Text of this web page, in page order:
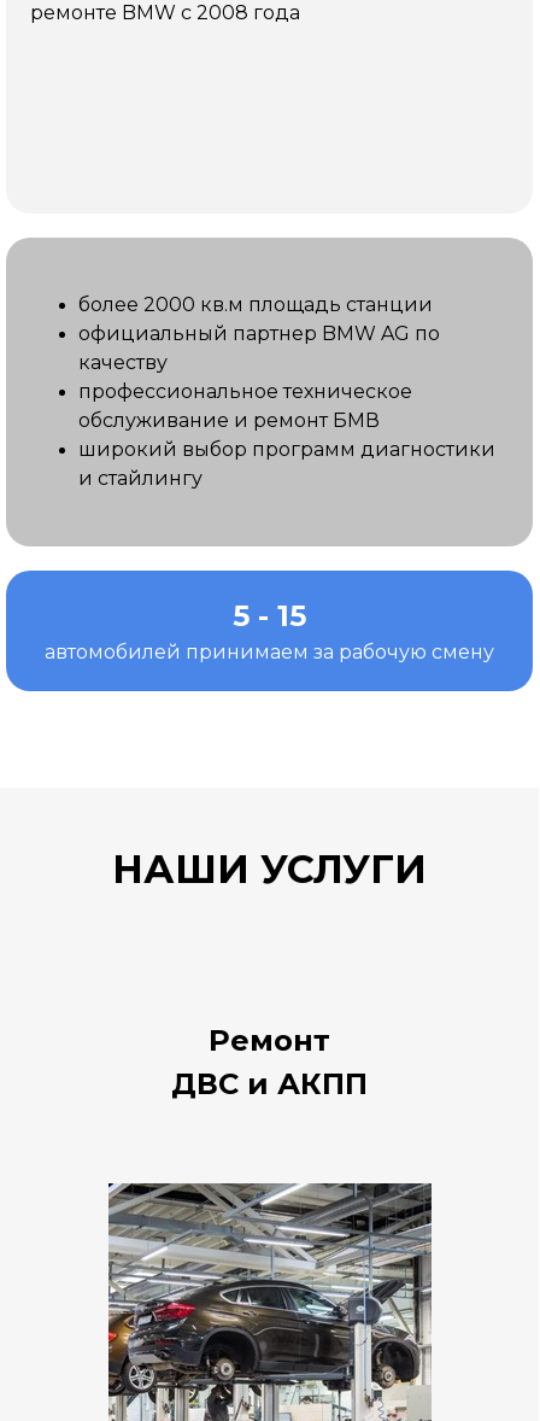
ремонте BMW с 2008 года
более 2000 кв.м площадь станции
официальный партнер BMW AG по
качеству
профессиональное техническое
обслуживание и ремонт БМВ
широкий выбор программ диагностики
и стайлингу
5 - 15
автомобилей принимаем за рабочую смену
НАШИ УСЛУГИ
Ремонт
ДВС и АКПП
Русификация
от